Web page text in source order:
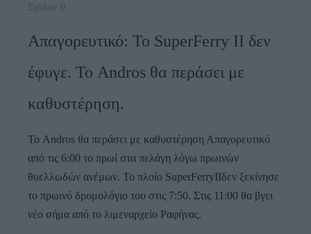
Σχόλια: 0
Απαγορευτικό: Το SuperFerry II δεν
έφυγε. Το Andros θα περάσει με
καθυστέρηση.
Το Andros θα περάσει με καθυστέρηση Απαγορευτικό
από τις 6:00 το πρωί στα πελάγη λόγω πρωινών
θυελλωδών ανέμων. Το πλοίο SuperFerryIIδεν ξεκίνησε
το πρωινό δρομολόγιο του στις 7:50. Στις 11:00 θα βγει
νέο σήμα από το λιμεναρχείο Ραφήνας.